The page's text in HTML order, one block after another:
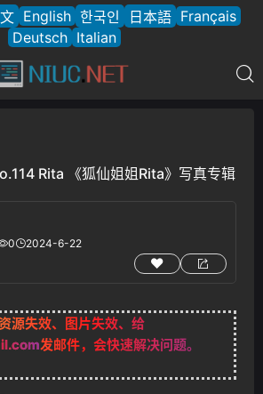
English 한국인 日本語 Français
Deutsch Italian
Rita 《狐仙姐姐Rita》写真专辑
0 2024-6-22
资源失效、图片失效、给
发邮件，会快速解决问题。